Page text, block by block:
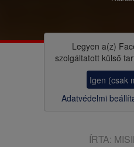
n
i
o Legyen a(z)
szolgáltatott külső
Igen (csak
Adatvédelmi
ÍRTA: